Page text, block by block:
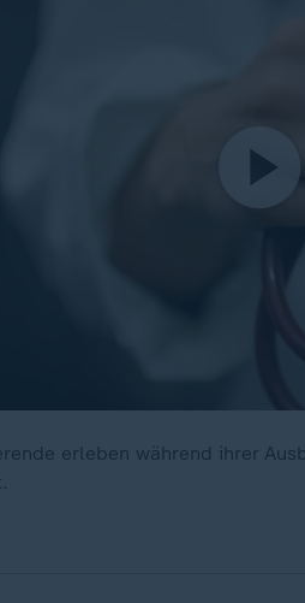
erleben während ihrer